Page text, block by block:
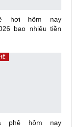
hơi hôm nay
bao nhiêu tiền
phê hôm nay